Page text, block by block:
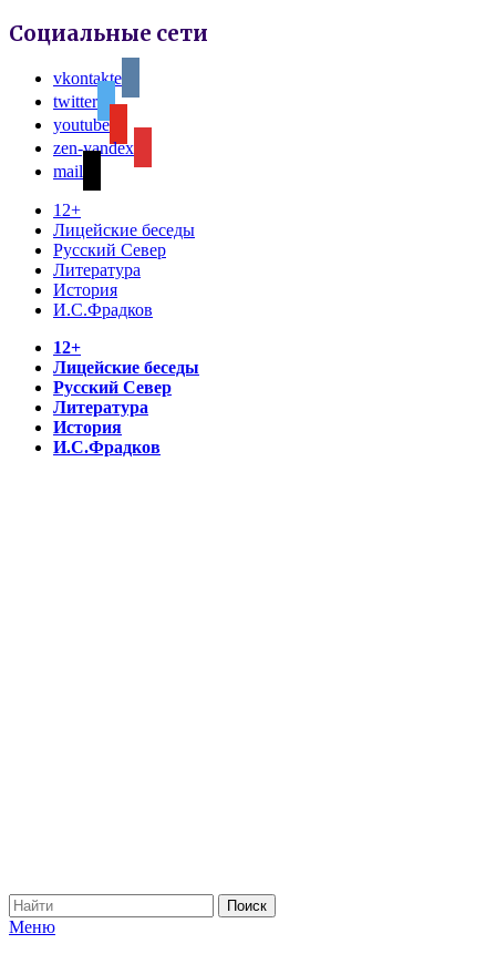
Социальные сети
vkontakte
twitter
youtube
zen-yandex
mail
12+
Лицейские беседы
Русский Север
Литература
История
И.С.Фрадков
12+
Лицейские беседы
Русский Север
Литература
История
И.С.Фрадков
Меню